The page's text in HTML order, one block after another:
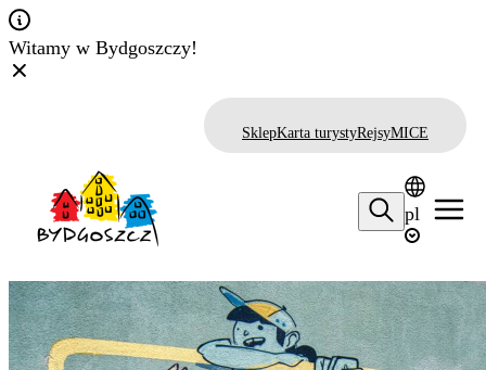
Witamy w Bydgoszczy!
SklepKarta turystyRejsyMICE
pl